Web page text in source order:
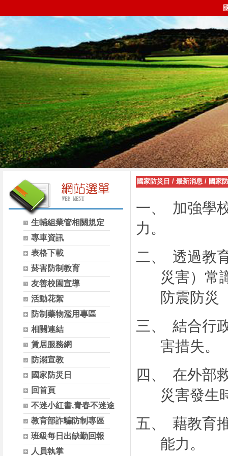
生輔組業管相關規定
專車資訊
表格下載
菸害防制教育
友善校園宣導
活動花絮
防制藥物濫用專區
相關連結
賃居服務網
防溺宣教
國家防災日
回首頁
不迷小紅書,青春不迷途
教育部詐騙防制專區
班級每日出缺勤回報
人員執掌
國家防災日 / 最新消息 / 國家
一、 加強學
力。
二、 透過教
災害）常
防震防災
三、 結合行
害措失。
四、 在外部
災害發生
五、 藉教育
能力。